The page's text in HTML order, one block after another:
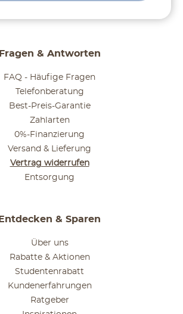
Fragen & Antworten
FAQ - Häufige Fragen
Telefonberatung
Best-Preis-Garantie
Zahlarten
0%-Finanzierung
Versand & Lieferung
Vertrag widerrufen
Entsorgung
Entdecken & Sparen
Über uns
Rabatte & Aktionen
Studentenrabatt
Kundenerfahrungen
Ratgeber